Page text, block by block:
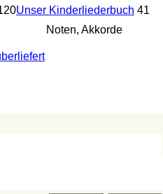
Unser Kinderliederbuch 41
Noten, Akkorde